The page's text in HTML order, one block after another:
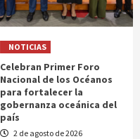
NOTICIAS
Celebran Primer Foro
Nacional de los Océanos
para fortalecer la
gobernanza oceánica del
país
2 de agosto de 2026